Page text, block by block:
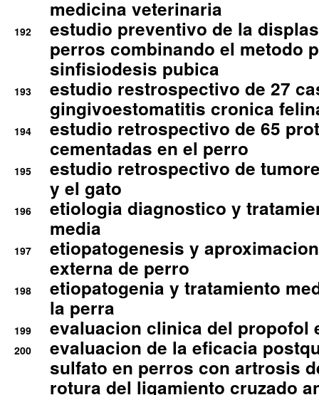
medicina veterinaria
192
estudio preventivo de la
perros combinando el metodo
sinfisiodesis pubica
193
estudio restrospectivo de 27
gingivoestomatitis cronica
194
estudio retrospectivo de 65
cementadas en el perro
195
estudio retrospectivo de
y el gato
196
etiologia diagnostico y
media
197
etiopatogenesis y
externa de perro
198
etiopatogenia y tratamiento
la perra
199 evaluacion clinica del propofol
200
evaluacion de la eficacia
sulfato en perros con artrosis
rotura del ligamiento cruzado